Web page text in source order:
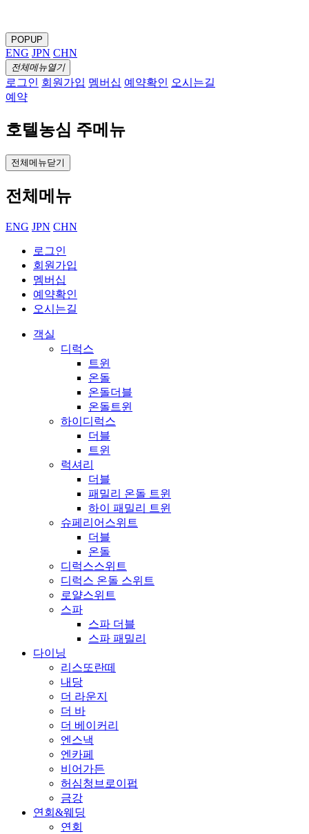
POPUP
ENG JPN CHN
전체메뉴열기
로그인 회원가입 멤버십 예약확인 오시는길
예약
호텔농심 주메뉴
전체메뉴닫기
전체메뉴
ENG JPN CHN
로그인
회원가입
멤버십
예약확인
오시는길
객실
디럭스
트윈
온돌
온돌더블
온돌트윈
하이디럭스
더블
트윈
럭셔리
더블
패밀리 온돌 트윈
하이 패밀리 트윈
슈페리어스위트
더블
온돌
디럭스스위트
디럭스 온돌 스위트
로얄스위트
스파
스파 더블
스파 패밀리
다이닝
리스또란떼
내당
더 라운지
더 바
더 베이커리
엔스낵
엔카페
비어가든
허심청브로이펍
금강
연회&웨딩
연회